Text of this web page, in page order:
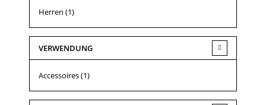
Herren (1)
VERWENDUNG
Accessoires(1)